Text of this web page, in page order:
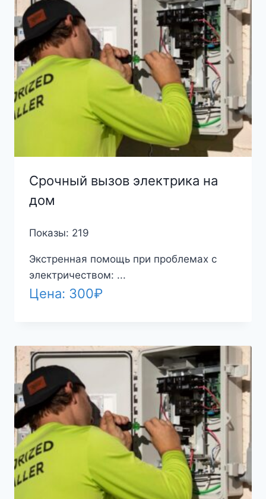
Срочный вызов электрика на
дом
Показы: 219
Экстренная помощь при проблемах с
электричеством: ...
Цена: 300₽